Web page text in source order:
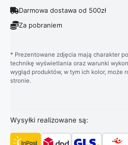
Darmowa dostawa od 500zł
Za pobraniem
* Prezentowane zdjęcia mają charakter
technikę wyświetlania oraz warunki
wygląd produktów, w tym ich kolor, może
stronie.
Wysyłki realizowane są: